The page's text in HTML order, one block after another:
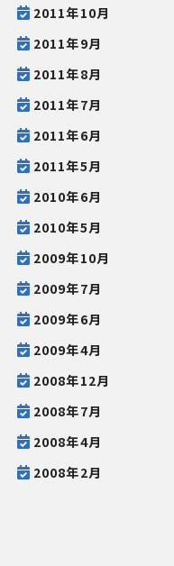
2011年10月
2011年9月
2011年8月
2011年7月
2011年6月
2011年5月
2010年6月
2010年5月
2009年10月
2009年7月
2009年6月
2009年4月
2008年12月
2008年7月
2008年4月
2008年2月